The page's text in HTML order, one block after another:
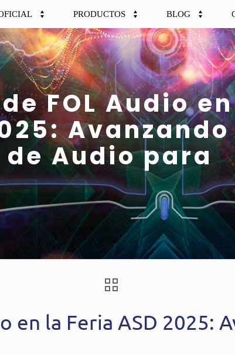
PRODUCTOS BLOG
FOL Audio en
Avanzando
Audio para
en la Feria ASD 2025: